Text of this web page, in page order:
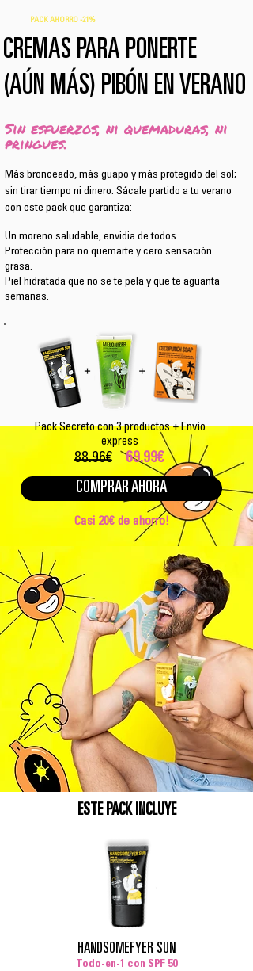
Pack Secreto con 3 productos + Envío
express
88.96€69.99€
COMPRAR AHORA
Casi 20€ de ahorro!
PACK AHORRO -21%
CREMAS PARA PONERTE
(AÚN MÁS) PIBÓN EN VERANO
Sin esfuerzos, ni quemaduras, ni
pringues.
Más bronceado, más guapo y más protegido del sol;
sin tirar tiempo ni dinero. Sácale partido a tu verano
con este pack que garantiza:
Un moreno saludable, envidia de todos.
Protección para no quemarte y cero sensación
grasa.
Piel hidratada que no se te pela y que te aguanta
semanas.
ESTE PACK INCLUYE
HANDSOMEFYER SUN
Todo-en-1 con SPF 50